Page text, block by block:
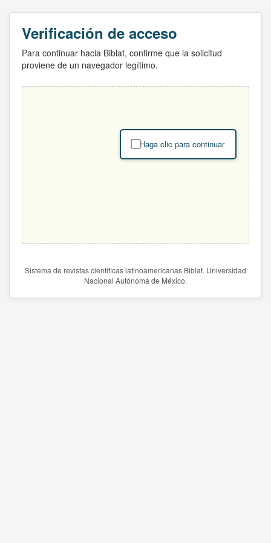
Verificación de acceso
Para continuar hacia Biblat, confirme que la solicitud
proviene de un navegador legítimo.
Haga clic para continuar
Sistema de revistas científicas latinoamericanas Biblat. Universidad
Nacional Autónoma de México.